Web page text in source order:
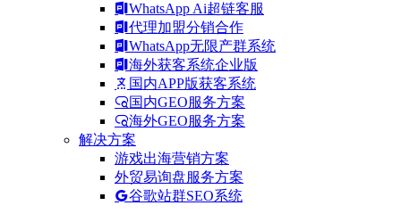
WhatsApp Ai超链客服
代理加盟分销合作
WhatsApp无限产群系统
海外获客系统企业版
国内APP版获客系统
国内GEO服务方案
海外GEO服务方案
解决方案
游戏出海营销方案
外贸易询盘服务方案
谷歌站群SEO系统